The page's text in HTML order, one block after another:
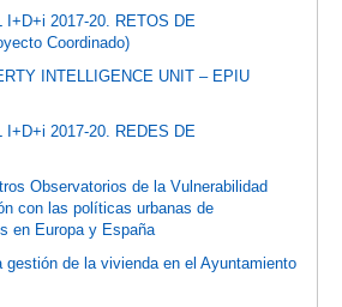
I+D+i 2017-20. RETOS DE
Coordinado)
INTELLIGENCE UNIT – EPIU
I+D+i 2017-20. REDES DE
Observatorios de la Vulnerabilidad
con las políticas urbanas de
en Europa y España
gestión de la vivienda en el Ayuntamiento